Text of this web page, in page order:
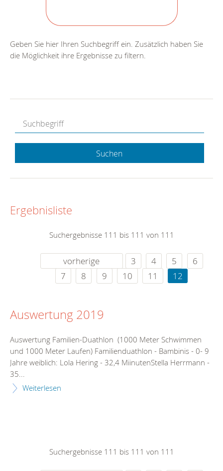
Geben Sie hier Ihren Suchbegriff ein. Zusätzlich haben Sie
die Möglichkeit ihre Ergebnisse zu filtern.
Suchen
Ergebnisliste
Suchergebnisse 111 bis 111 von 111
vorherige 3 4 5
6
7
8 9 10 11 12
Auswertung 2019
Auswertung Familien-Duathlon (1000 Meter Schwimmen
und 1000 Meter Laufen) Familienduathlon - Bambinis - 0- 9
Jahre weiblich: Lola Hering - 32,4 MiinutenStella Herrmann -
35...
Weiterlesen
Suchergebnisse 111 bis 111 von 111